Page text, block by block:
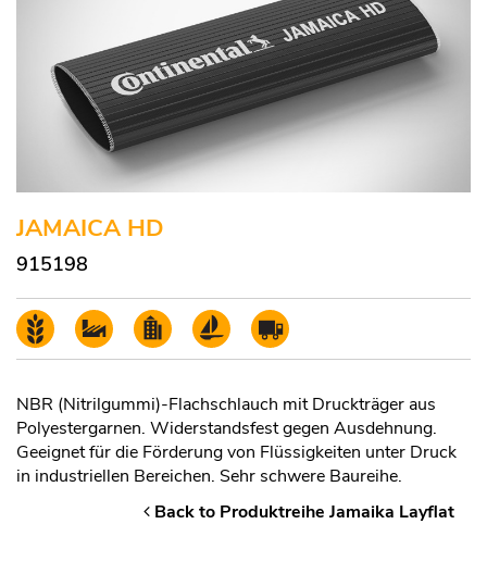
JAMAICA HD
915198
NBR (Nitrilgummi)-Flachschlauch mit Druckträger aus
Polyestergarnen. Widerstandsfest gegen Ausdehnung.
Geeignet für die Förderung von Flüssigkeiten unter Druck
in industriellen Bereichen. Sehr schwere Baureihe.
Back to Produktreihe Jamaika Layflat